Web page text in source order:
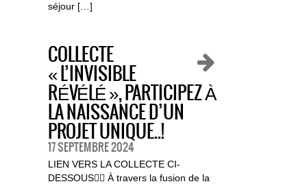
séjour […]
COLLECTE
« L’INVISIBLE
RÉVÉLÉ », PARTICIPEZ À
LA NAISSANCE D’UN
PROJET UNIQUE..!
17 SEPTEMBRE 2024
LIEN VERS LA COLLECTE CI-
DESSOUS👇🏿 À travers la fusion de la